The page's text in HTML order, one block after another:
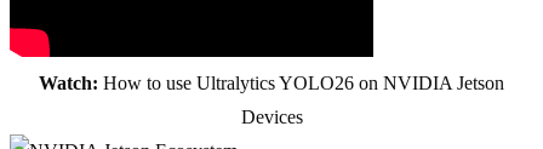
Watch: How to use Ultralytics YOLO26 on NVIDIA Jetson
Devices